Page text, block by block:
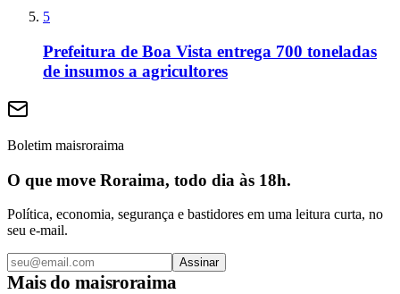
5
Prefeitura de Boa Vista entrega 700 toneladas
de insumos a agricultores
Boletim maisroraima
O que move Roraima, todo dia às 18h.
Política, economia, segurança e bastidores em uma leitura curta, no
seu e-mail.
Assinar
Mais do maisroraima